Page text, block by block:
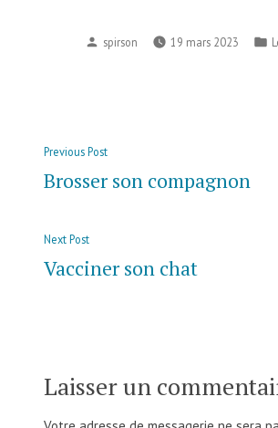
spirson 19 mars 2023
Previous Post
Brosser son compagnon
Next Post
Vacciner son chat
Laisser un